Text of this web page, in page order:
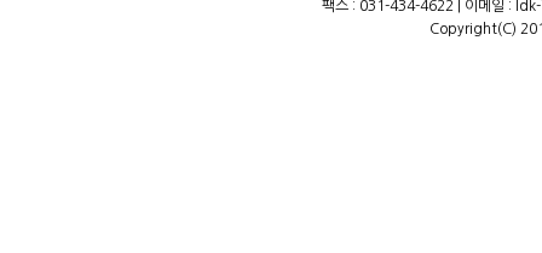
팩스 : 031-434-4622 | 이메일 :
Copyright(C)